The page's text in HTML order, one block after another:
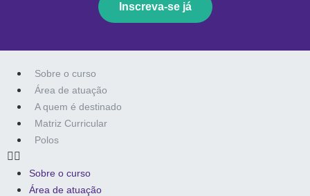
Inscreva-se já
Sobre o curso
Área de atuação
A quem é destinado
Matriz Curricular
Polos
Sobre o curso
Área de atuação